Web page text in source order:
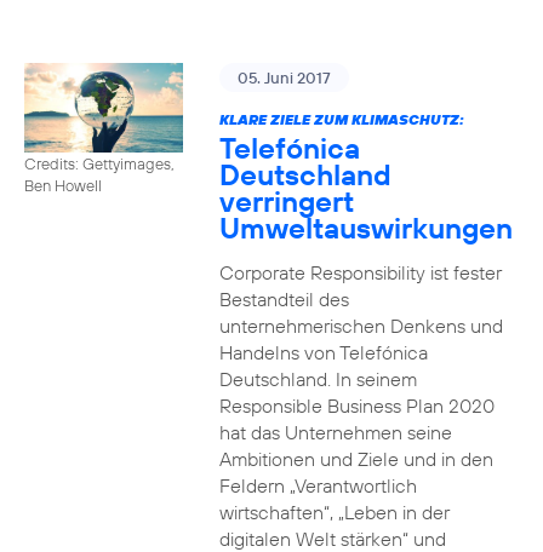
Credits: Gettyimages,
Ben Howell
05. Juni 2017
KLARE ZIELE ZUM KLIMASCHUTZ:
Telefónica
Deutschland
verringert
Umweltauswirkungen
Corporate Responsibility ist fester
Bestandteil des
unternehmerischen Denkens und
Handelns von Telefónica
Deutschland. In seinem
Responsible Business Plan 2020
hat das Unternehmen seine
Ambitionen und Ziele und in den
Feldern „Verantwortlich
wirtschaften“, „Leben in der
digitalen Welt stärken“ und